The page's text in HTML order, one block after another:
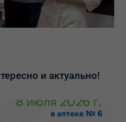
и актуально!